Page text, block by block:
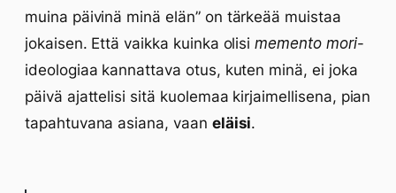
muina päivinä minä elän” on tärkeää muistaa
jokaisen. Että vaikka kuinka olisimemento mori-
ideologiaa kannattava otus, kuten minä, ei joka
päivä ajattelisi sitä kuolemaa kirjaimellisena, pian
tapahtuvana asiana, vaan eläisi.